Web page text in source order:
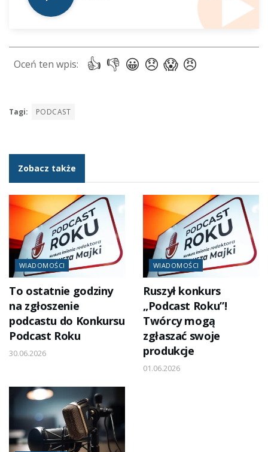
Tagi: PODCAST
Zobacz także
WIADOMOŚCI
To ostatnie godziny
na zgłoszenie
podcastu do Konkursu
Podcast Roku
30.06.2026
WIADOMOŚCI
Ruszył konkurs
„Podcast Roku”!
Twórcy mogą
zgłaszać swoje
produkcje
01.06.2026